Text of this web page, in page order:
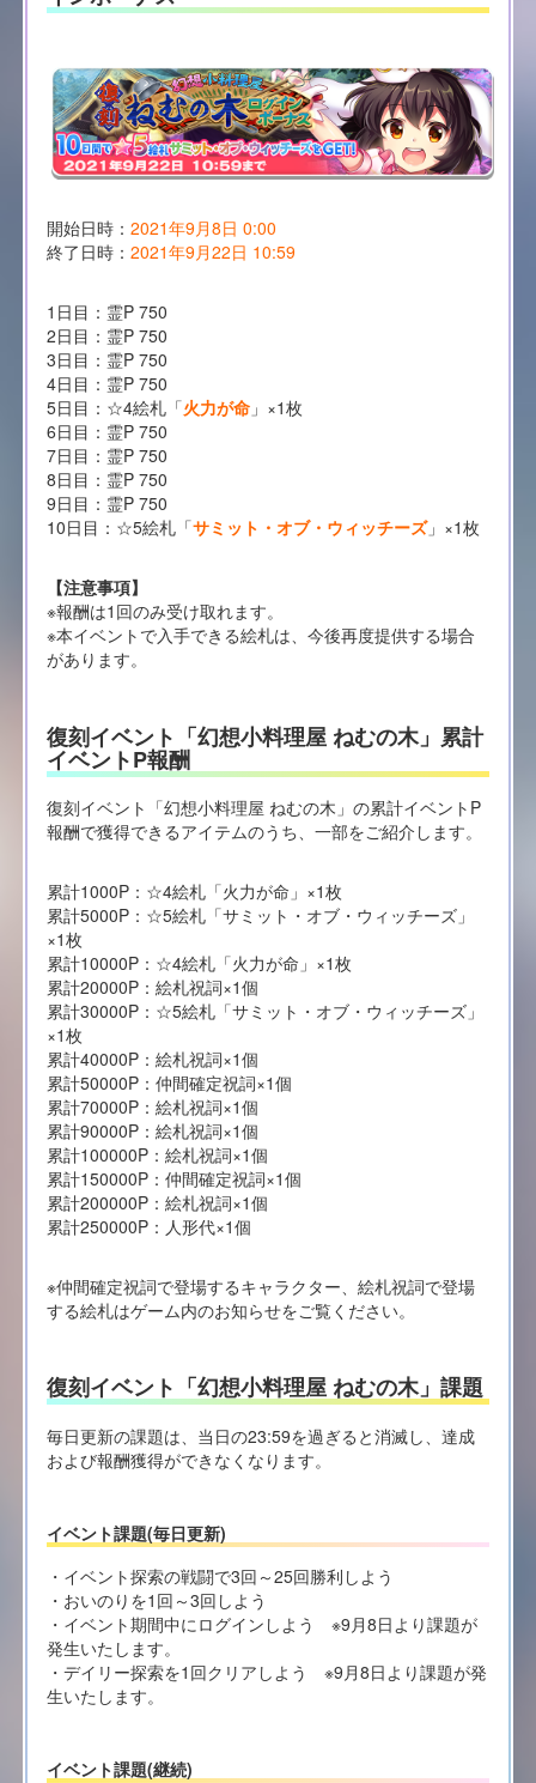
開始日時： 2021年9月8日 0:00
終了日時： 2021年9月22日 10:59
1日目：霊P 750
2日目：霊P 750
3日目：霊P 750
4日目：霊P 750
5日目：☆4絵札「火力が命」×1枚
6日目：霊P 750
7日目：霊P 750
8日目：霊P 750
9日目：霊P 750
10日目：☆5絵札「サミット・オブ・ウィッチーズ」×1枚
【注意事項】
※報酬は1回のみ受け取れます。
※本イベントで入手できる絵札は、今後再度提供する場合
があります。
復刻イベント「幻想小料理屋 ねむの木」累計
イベントP報酬
復刻イベント「幻想小料理屋 ねむの木」の累計イベントP
報酬で獲得できるアイテムのうち、一部をご紹介します。
累計1000P：☆4絵札「火力が命」×1枚
累計5000P：☆5絵札「サミット・オブ・ウィッチーズ」
×1枚
累計10000P：☆4絵札「火力が命」×1枚
累計20000P：絵札祝詞×1個
累計30000P：☆5絵札「サミット・オブ・ウィッチーズ」
×1枚
累計40000P：絵札祝詞×1個
累計50000P：仲間確定祝詞×1個
累計70000P：絵札祝詞×1個
累計90000P：絵札祝詞×1個
累計100000P：絵札祝詞×1個
累計150000P：仲間確定祝詞×1個
累計200000P：絵札祝詞×1個
累計250000P：人形代×1個
※仲間確定祝詞で登場するキャラクター、絵札祝詞で登場
する絵札はゲーム内のお知らせをご覧ください。
復刻イベント「幻想小料理屋 ねむの木」課題
毎日更新の課題は、当日の23:59を過ぎると消滅し、達成
および報酬獲得ができなくなります。
イベント課題(毎日更新)
・イベント探索の戦闘で3回～25回勝利しよう
・おいのりを1回～3回しよう
・イベント期間中にログインしよう ※9月8日より課題が
発生いたします。
・デイリー探索を1回クリアしよう ※9月8日より課題が発
生いたします。
イベント課題(継続)